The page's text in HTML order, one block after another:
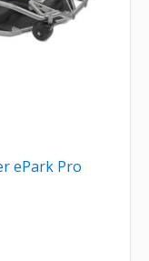
ePark Pro